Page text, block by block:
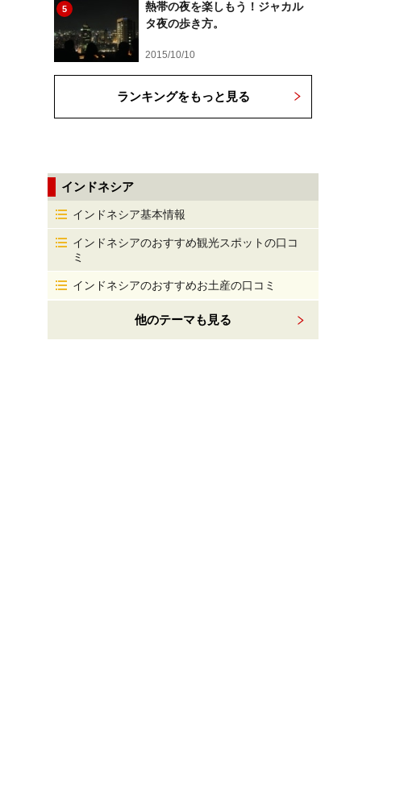
5
熱帯の夜を楽しもう！ジャカル
タ夜の歩き方。
2015/10/10
ランキングをもっと見る
インドネシア
インドネシア基本情報
インドネシアのおすすめ観光スポットの口コ
ミ
インドネシアのおすすめお土産の口コミ
他のテーマも見る